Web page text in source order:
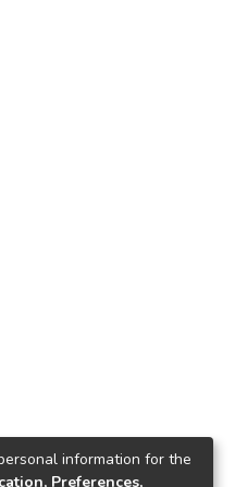
information for the
Preferences,